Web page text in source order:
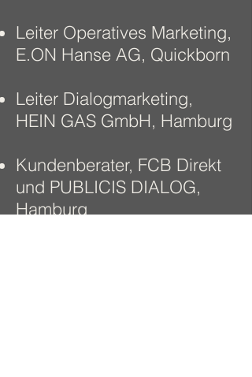
Leiter Operatives Marketing,
E.ON Hanse AG, Quickborn
Leiter Dialogmarketing,
HEIN GAS GmbH, Hamburg
Kundenberater, FCB Direkt
und PUBLICIS DIALOG,
Hamburg